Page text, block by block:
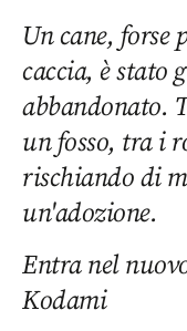
Un cane, forse
caccia, è stato
abbandonato.
un fosso, tra i
rischiando di
un'adozione.
Entra nel
Kodami